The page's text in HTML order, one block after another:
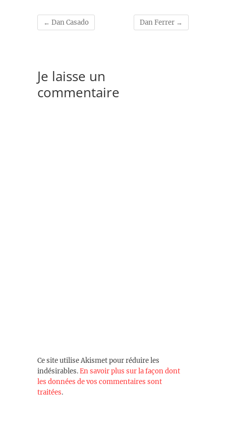
← Dan Casado Dan Ferrer →
Je laisse un
commentaire
Ce site utilise Akismet pour réduire les
indésirables.En savoir plus sur la façon dont
les données de vos commentaires sont
traitées.